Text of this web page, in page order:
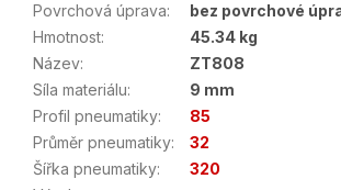
Povrchová úprava:
bez povrchové
Hmotnost:
45.34 kg
Název:
ZT808
Síla materiálu:
9 mm
Profil pneumatiky:
85
Průměr pneumatiky:
32
Šířka pneumatiky:
320